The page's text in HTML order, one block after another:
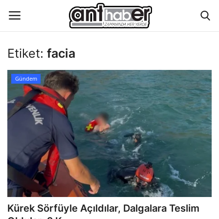
Eğitim
Aktüel Magazin
Hakkımızda
İletişim
Asayiş
Çevre
Etiket: facia
Gündem
Kürek Sörfüyle Açıldılar, Dalgalara Teslim